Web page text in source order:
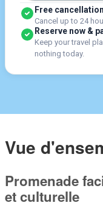
Free cancellation
Cancel up to 24
Reserve now &
Keep your travel
nothing today.
Vue
Promenade
et culturelle